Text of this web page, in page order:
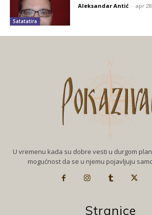
Satatatira
Aleksandar Antić - apr
U vremenu kada su dobre vesti u durgom
mogućnost da se u njemu pojavljuju
Stranice